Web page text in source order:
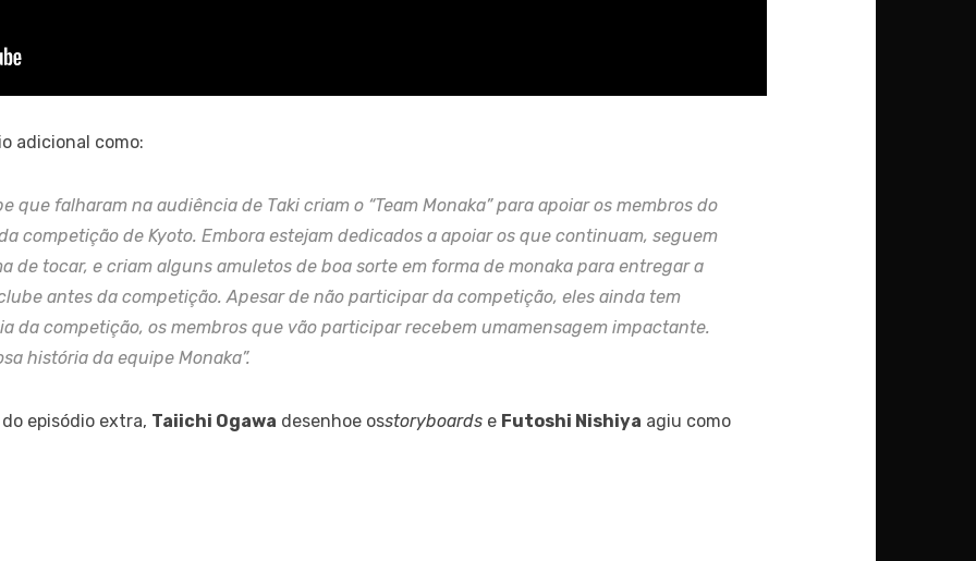
adicional como:
que falharam na audiência de Taki criam o “Team Monaka” para apoiar os membros do
competição de Kyoto. Embora estejam dedicados a apoiar os que continuam, seguem
de tocar, e criam alguns amuletos de boa sorte em forma de monaka para entregar a
antes da competição. Apesar de não participar da competição, eles ainda tem
da competição, os membros que vão participar recebem umamensagem impactante.
história da equipe Monaka”.
episódio extra, Taiichi Ogawa desenhoe osstoryboards e Futoshi Nishiya agiu como